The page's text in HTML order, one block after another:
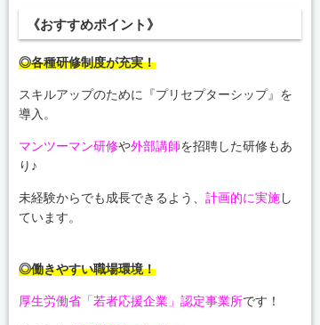
《おすすめポイント》
◎各種研修制度が充実！
スキルアップのために『プリセプターシップ』を
導入。
マンツーマン研修や外部講師を招聘した研修もあ
り♪
未経験からでも成長できるよう、計画的に実施し
ています。
◎働きやすい職場環境！
厚生労働省「若者応援企業」認定事業所です！